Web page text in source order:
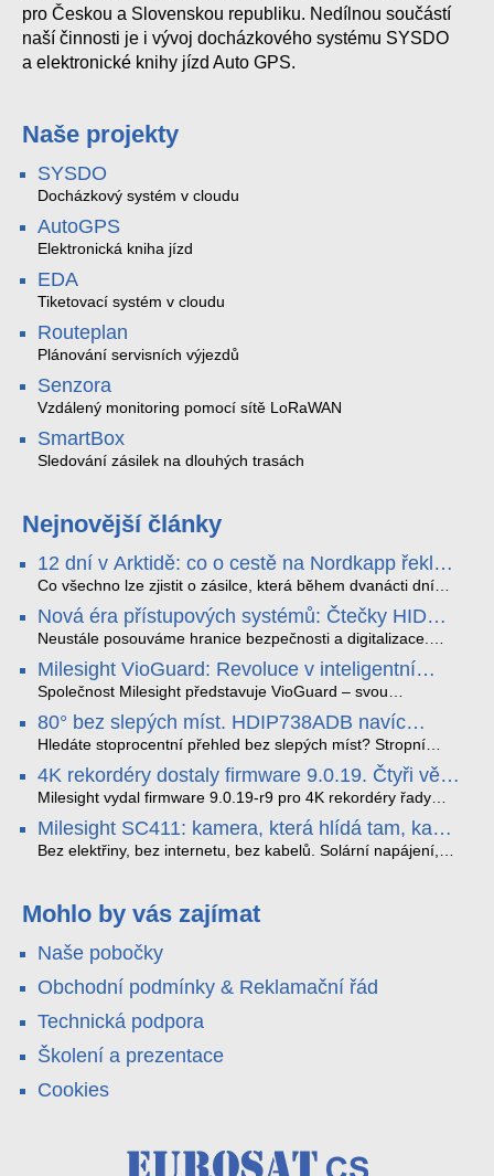
pro Českou a Slovenskou republiku. Nedílnou součástí
naší činnosti je i vývoj docházkového systému SYSDO
a elektronické knihy jízd Auto GPS.
Naše projekty
SYSDO
Docházkový systém v cloudu
AutoGPS
Elektronická kniha jízd
EDA
Tiketovací systém v cloudu
Routeplan
Plánování servisních výjezdů
Senzora
Vzdálený monitoring pomocí sítě LoRaWAN
SmartBox
Sledování zásilek na dlouhých trasách
Nejnovější články
12 dní v Arktidě: co o cestě na Nordkapp řekla
data ze SMARTBOX 2 MAX
Co všechno lze zjistit o zásilce, která během dvanácti dní
projede Arktidou? SMARTBOX 2 MAX jsme vzali na trasu z
Tromsø přes Lofoty, Kirunu a finské Laponsko až na
Nordkapp. Bez jediného dobití, v mrazu až −13 °C a mimo
otřesy i náklon. Výsledkem není jen čára na mapě, ale
podrobný datový příběh celé cesty.
Nová éra přístupových systémů: Čtečky HID
Signo
Neustále posouváme hranice bezpečnosti a digitalizace.
v oblasti kontroly přístupu – moderní a vysoce univerzální
čtečky HID Signo.
Milesight VioGuard: Revoluce v inteligentní
detekci dopravních přestupků
Společnost Milesight představuje VioGuard – svou
dopravních přestupků. Tento systém, poháněný
sofistikovanými algoritmy umělé inteligence (AI), je navržen
tak, aby poskytoval komplexní nástroje pro vymáhání
dopravních předpisů, zvyšoval bezpečnost na silnicích a
optimalizoval plynulost dopravy v moderních městech.
80° bez slepých míst. HDIP738ADB navíc
streamuje na YouTube – bez PC.
Hledáte stoprocentní přehled bez slepých míst? Stropní
panoramatická kamera HDIP738ADB skládá obraz ze dvou
4MP senzorů SONY do jednoho čistého 180° záběru bez
zkreslení. K tomu přidává AI detekci osob a vozidel,
YouTube – bez běžícího počítače.
4K rekordéry dostaly firmware 9.0.19. Čtyři věci,
které musíte vědět.
Milesight vydal firmware 9.0.19-r9 pro 4K rekordéry řady
které vám zjednoduší práci – a jedna z nich vám ušetří
spoustu zbytečných výjezdů k zákazníkům.
Milesight SC411: kamera, která hlídá tam, kam
kabel nedosáhne
Bez elektřiny, bez internetu, bez kabelů. Solární napájení,
váš telefon. Podívejte se na video.
Mohlo by vás zajímat
Naše pobočky
Obchodní podmínky & Reklamační řád
Technická podpora
Školení a prezentace
Cookies